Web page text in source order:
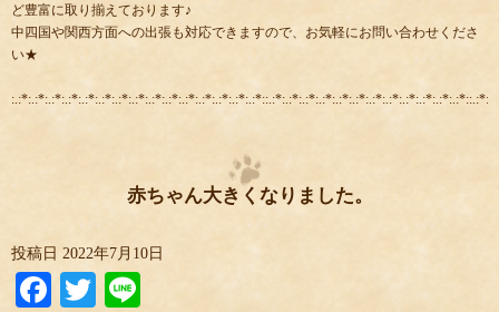
ど豊富に取り揃えております♪
中四国や関西方面への出張も対応できますので、お気軽にお問い合わせくださ
い★
:.:*:.:*:.:*:.:*:.:*:.:*:.:*:.:*:.:*:.:*:.:*:.:*:.:*:.:*:.:*::.:*:.:*:.:*:.:*:.:*:.:*:.:*:.:*:.:*:.:*:.:*:.:*::.:*:.:
赤ちゃん大きくなりました。
投稿日 2022年7月10日
Facebook
Twitter